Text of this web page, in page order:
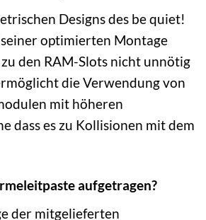
Designs des be quiet!
optimierten Montage
den RAM-Slots nicht unnötig
die Verwendung von
mit höheren
dass es zu Kollisionen mit dem
aufgetragen?
der mitgelieferten